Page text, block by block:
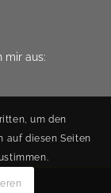
mir aus:
um den
auf diesen Seiten